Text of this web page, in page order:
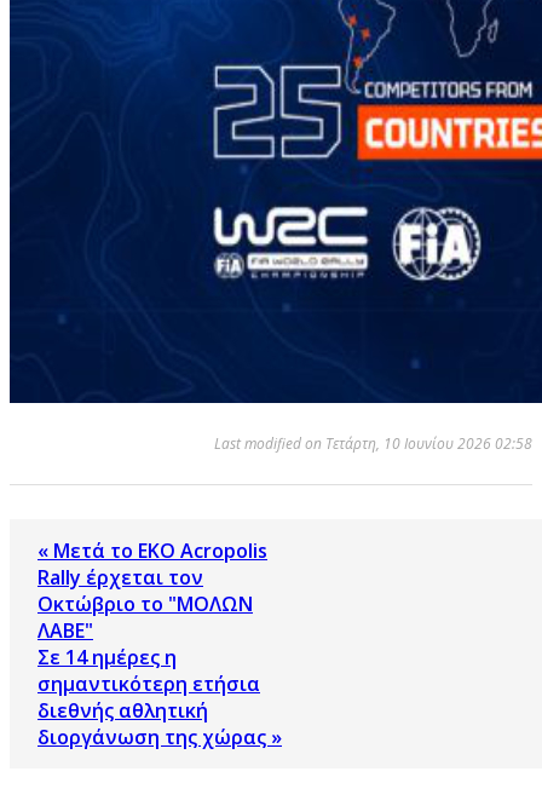
Last modified on Τετάρτη, 10 Ιουνίου 2026 02:58
« Μετά το EKO Acropolis
Rally έρχεται τον
Οκτώβριο το "ΜΟΛΩΝ
ΛΑΒΕ"
Σε 14 ημέρες η
σημαντικότερη ετήσια
διεθνής αθλητική
διοργάνωση της χώρας »